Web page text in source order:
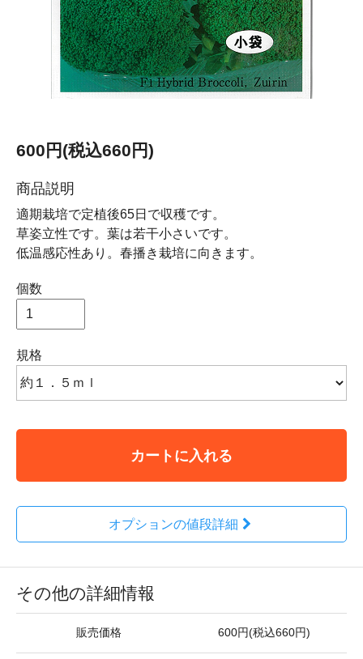
600円(税込660円)
商品説明
適期栽培で定植後65日で収穫です。
草姿立性です。葉は若干小さいです。
低温感応性あり。春播き栽培に向きます。
個数
規格
カートに入れる
オプションの値段詳細
その他の詳細情報
販売価格 600円(税込660円)